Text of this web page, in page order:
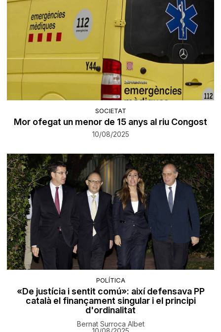
SOCIETAT
Mor ofegat un menor de 15 anys al riu Congost
10/08/2025
POLÍTICA
«De justícia i sentit comú»: així defensava PP
català el finançament singular i el principi
d'ordinalitat
Bernat Surroca Albet